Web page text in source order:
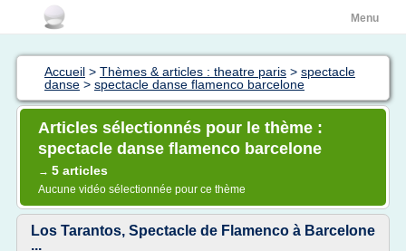
Menu
Accueil > Thèmes & articles : theatre paris > spectacle
danse > spectacle danse flamenco barcelone
Articles sélectionnés pour le thème :
spectacle danse flamenco barcelone
→ 5 articles
Aucune vidéo sélectionnée pour ce thème
Los Tarantos, Spectacle de Flamenco à Barcelone
...